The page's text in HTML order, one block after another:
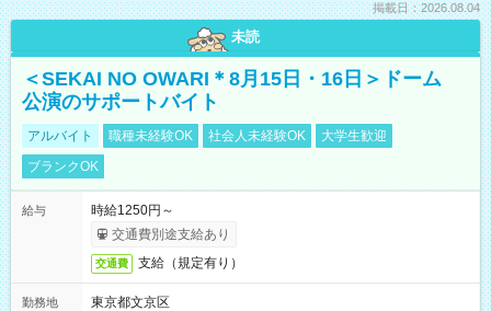
掲載日：2026.08.04
未読
＜SEKAI NO OWARI＊8月15日・16日＞ドーム
公演のサポートバイト
アルバイト 職種未経験OK 社会人未経験OK
大学生歓迎
ブランクOK
給与
時給1250円～
交通費別途支給あり
交通費 支給（規定有り）
勤務地
東京都文京区